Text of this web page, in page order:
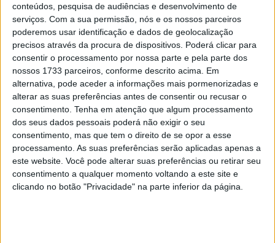
conteúdos, pesquisa de audiências e desenvolvimento de
serviços. Com a sua permissão, nós e os nossos parceiros
poderemos usar identificação e dados de geolocalização
precisos através da procura de dispositivos. Poderá clicar para
consentir o processamento por nossa parte e pela parte dos
nossos 1733 parceiros, conforme descrito acima. Em
alternativa, pode aceder a informações mais pormenorizadas e
alterar as suas preferências antes de consentir ou recusar o
consentimento. Tenha em atenção que algum processamento
dos seus dados pessoais poderá não exigir o seu
consentimento, mas que tem o direito de se opor a esse
processamento. As suas preferências serão aplicadas apenas a
este website. Você pode alterar suas preferências ou retirar seu
consentimento a qualquer momento voltando a este site e
clicando no botão "Privacidade" na parte inferior da página.
Marini ainda melhorou a sua volta rápida em cerca de
6/10 de segundo para acabar como o único piloto a
marcar abaixo do 1:36 com o seu melhor de 1:35.956,
mas a surpresa foi Aron Canet entretanto a ascender no
top 10, saltando de um 7º inicial para segundo, a apenas
90 milésimas de Marini, de quem já se fala em relação
uma subida à MotoGP possivelmente com a Ducati
Avintia…
Artigos relacionados
MotoGP: Jack Miller deixa alerta à Yamaha